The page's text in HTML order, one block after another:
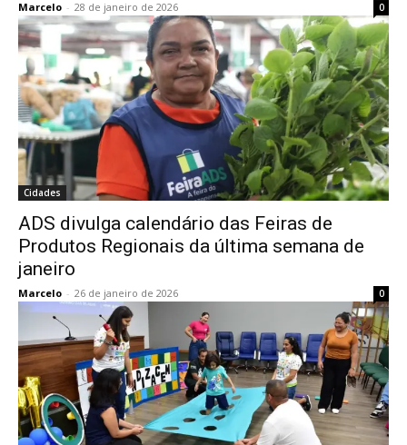
Marcelo - 28 de janeiro de 2026 0
Cidades
ADS divulga calendário das Feiras de
Produtos Regionais da última semana de
janeiro
Marcelo - 26 de janeiro de 2026 0